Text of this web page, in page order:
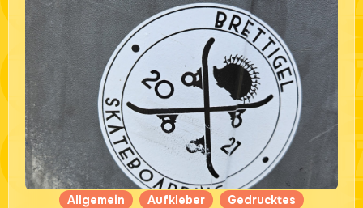
Allgemein Aufkleber
Gedrucktes